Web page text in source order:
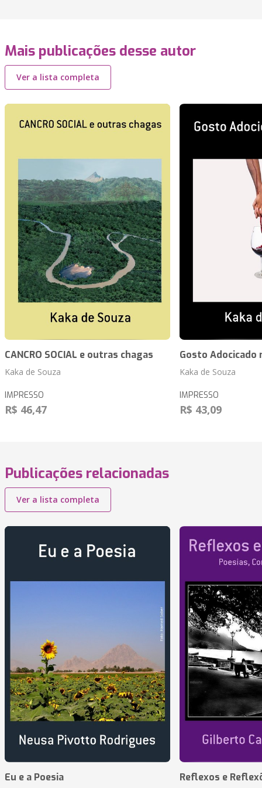
Mais publicações desse autor
Ver a lista completa
CANCRO SOCIAL e outras chagas
Kaka de Souza
IMPRESSO
R$ 46,47
Gosto Adocicado
Kaka de Souza
IMPRESSO
R$ 43,09
Publicações relacionadas
Ver a lista completa
Eu e a Poesia Reflexos e